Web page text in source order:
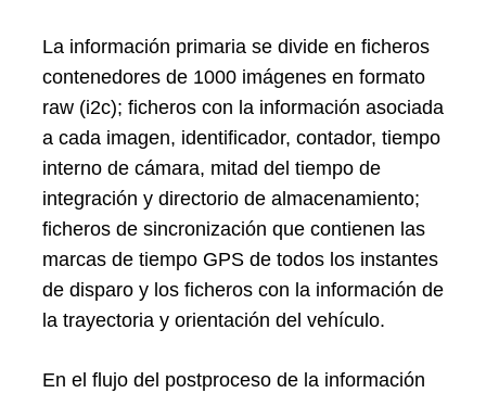
La información primaria se divide en ficheros
contenedores de 1000 imágenes en formato
raw (i2c); ficheros con la información asociada
a cada imagen, identificador, contador, tiempo
interno de cámara, mitad del tiempo de
integración y directorio de almacenamiento;
ficheros de sincronización que contienen las
marcas de tiempo GPS de todos los instantes
de disparo y los ficheros con la información de
la trayectoria y orientación del vehículo.
En el flujo del postproceso de la información